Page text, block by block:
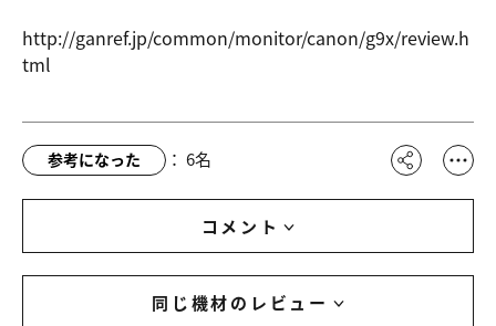
http://ganref.jp/common/monitor/canon/g9x/review.h
tml
参考になった ： 6名
コメント
同じ機材のレビュー